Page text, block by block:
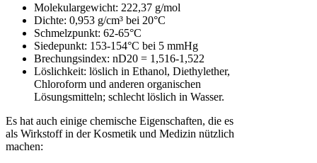
Molekulargewicht: 222,37 g/mol
Dichte: 0,953 g/cm³ bei 20°C
Schmelzpunkt: 62-65°C
Siedepunkt: 153-154°C bei 5 mmHg
Brechungsindex: nD20 = 1,516-1,522
Löslichkeit: löslich in Ethanol, Diethylether,
Chloroform und anderen organischen
Lösungsmitteln; schlecht löslich in Wasser.
Es hat auch einige chemische Eigenschaften, die es
als Wirkstoff in der Kosmetik und Medizin nützlich
machen: